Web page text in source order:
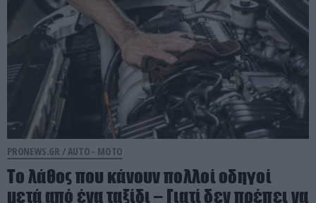
PRONEWS.GR /AUTO - MOTO
Το λάθος που κάνουν πολλοί οδηγοί
μετά από ένα ταξίδι – Γιατί δεν πρέπει να